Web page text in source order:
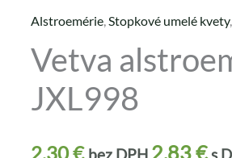
Alstroemérie,Stopkové umelé kvety,
Vetva
JXL998
2,30€ 2,83€
množstvo
Vetva
alstroeméria